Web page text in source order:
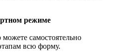
режиме
самостоятельно
всю форму.